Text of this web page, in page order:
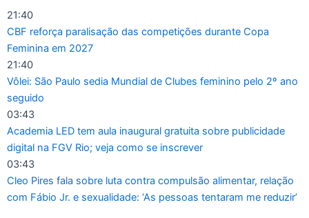
21:40
CBF reforça paralisação das competições durante Copa
Feminina em 2027
21:40
Vôlei: São Paulo sedia Mundial de Clubes feminino pelo 2º ano
seguido
03:43
Academia LED tem aula inaugural gratuita sobre publicidade
digital na FGV Rio; veja como se inscrever
03:43
Cleo Pires fala sobre luta contra compulsão alimentar, relação
com Fábio Jr. e sexualidade: ‘As pessoas tentaram me reduzir’